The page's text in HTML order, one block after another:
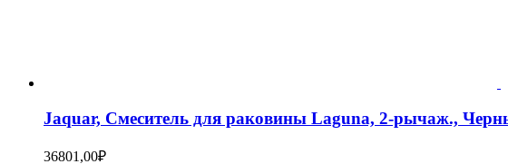
Jaquar, Смеситель для раковины Laguna, 2-рычаж.,
36801,00₽